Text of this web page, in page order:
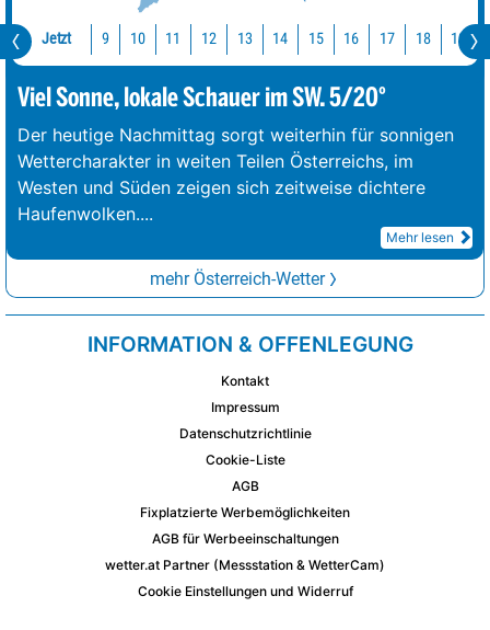
Jetzt 9 10 11 12 13 14 15 16 17 18 19
Viel Sonne, lokale Schauer im SW. 5/20°
Der heutige Nachmittag sorgt weiterhin für sonnigen
Wettercharakter in weiten Teilen Österreichs, im
Westen und Süden zeigen sich zeitweise dichtere
Haufenwolken....
Mehr lesen
mehr Österreich-Wetter
INFORMATION & OFFENLEGUNG
Kontakt
Impressum
Datenschutzrichtlinie
Cookie-Liste
AGB
Fixplatzierte Werbemöglichkeiten
AGB für Werbeeinschaltungen
wetter.at Partner (Messstation & WetterCam)
Cookie Einstellungen und Widerruf